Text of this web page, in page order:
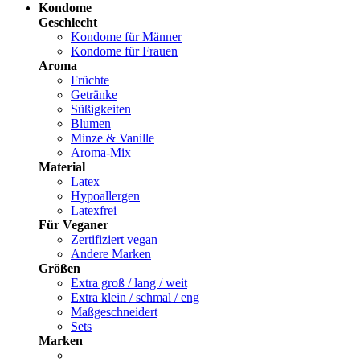
Kondome
Geschlecht
Kondome für Männer
Kondome für Frauen
Aroma
Früchte
Getränke
Süßigkeiten
Blumen
Minze & Vanille
Aroma-Mix
Material
Latex
Hypoallergen
Latexfrei
Für Veganer
Zertifiziert vegan
Andere Marken
Größen
Extra groß / lang / weit
Extra klein / schmal / eng
Maßgeschneidert
Sets
Marken